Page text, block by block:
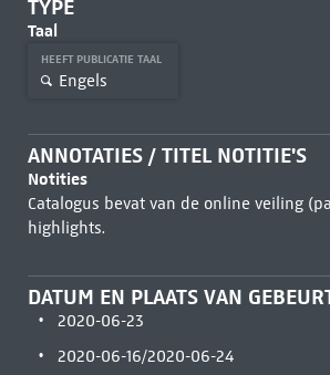
TYPE
Taal
HEEFT PUBLICATIE TAAL
Engels
ANNOTATIES / TITEL NOTITIE'S
Notities
Catalogus bevat van de online veiling
highlights.
DATUM EN PLAATS VAN
2020-06-23
2020-06-16/2020-06-24